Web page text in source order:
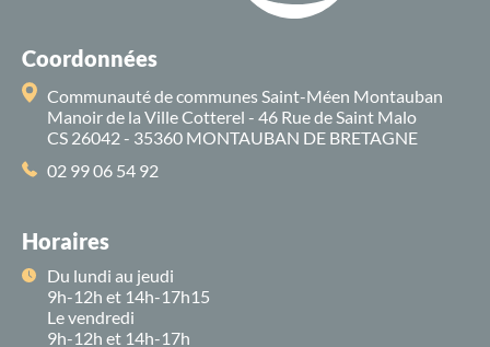
Coordonnées
Communauté de communes Saint-Méen Montauban
Manoir de la Ville Cotterel - 46 Rue de Saint Malo
CS 26042 - 35360 MONTAUBAN DE BRETAGNE
02 99 06 54 92
Horaires
Du lundi au jeudi
9h-12h et 14h-17h15
Le vendredi
9h-12h et 14h-17h